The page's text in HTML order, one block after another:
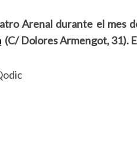
Arenal durante el mes
(C/ Dolores Armengot, 31).